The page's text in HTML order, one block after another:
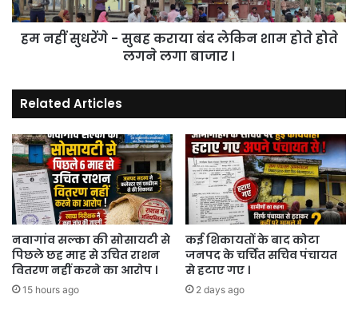
लेकिन
शाम
होते
लगा
बाजार
।
हम नहीं सुधरेंगे - सुबह कराया बंद लेकिन शाम होते होते
लगने लगा बाजार ।
Related Articles
नवागांव सल्का की सोसायटी से
पिछले छह माह से उचित राशन
वितरण नहीं करने का आरोप ।
15 hours ago
कई शिकायतों के बाद कोटा
जनपद के चर्चित सचिव पंचायत
से हटाए गए ।
2 days ago